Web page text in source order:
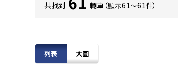
共找到 輛車（顯示61〜61件）
列表 大圖